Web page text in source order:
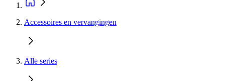
Accessoires en vervangingen
Alle series